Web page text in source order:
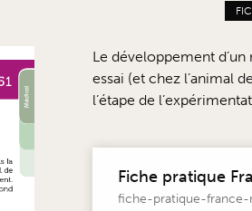
Le développement
essai (et chez l’animal
l’étape de
Fiche pratique
fiche-pratique-france-